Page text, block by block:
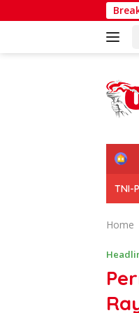
to
H
m
e
TNI-
Home